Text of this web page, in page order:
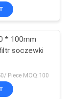
* 100mm
soczewki
Piece MOQ:100